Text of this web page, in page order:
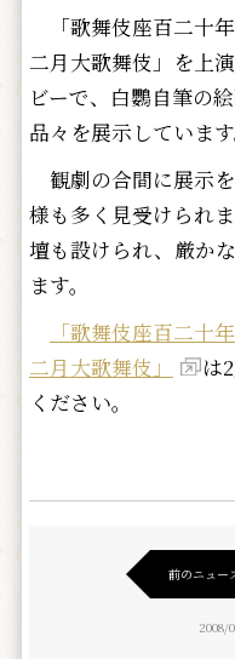
「歌舞伎座百二十
二月大歌舞伎」を上
ビーで、白鸚自筆の
品々を展示しています
観劇の合間に展示
様も多く見受けられ
壇も設けられ、厳か
ます。
「歌舞伎座百二十
二月大歌舞伎」
は
ください。
前のニュー
2008/